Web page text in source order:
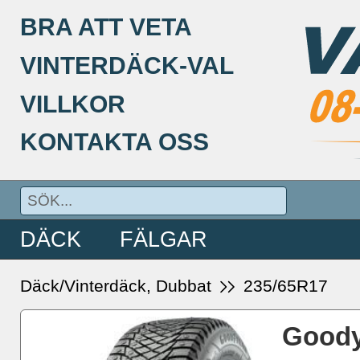
BRA ATT VETA
VINTERDÄCK-VAL
VILLKOR
KONTAKTA OSS
DÄCK FÄLGAR
Däck/Vinterdäck, Dubbat 235/65R17